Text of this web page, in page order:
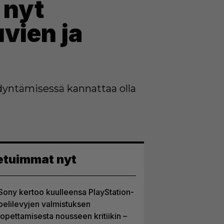
nyt
ja
kannattaa olla
nyt
kertoo kuulleensa PlayStation-
valmistuksen
nousseen kritiikin –